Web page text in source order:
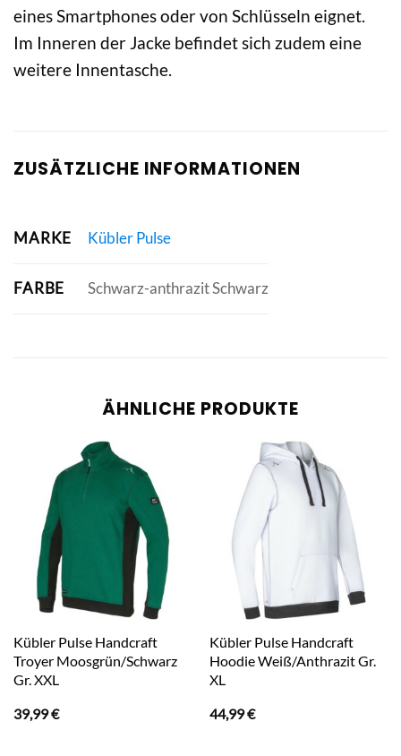
eines Smartphones oder von Schlüsseln eignet.
Im Inneren der Jacke befindet sich zudem eine
weitere Innentasche.
ZUSÄTZLICHE INFORMATIONEN
MARKE Kübler Pulse
FARBE Schwarz-anthrazit Schwarz
ÄHNLICHE PRODUKTE
Kübler Pulse Handcraft
Troyer Moosgrün/Schwarz
Gr. XXL
39,99€
Kübler Pulse Handcraft
Hoodie Weiß/Anthrazit Gr.
XL
44,99€